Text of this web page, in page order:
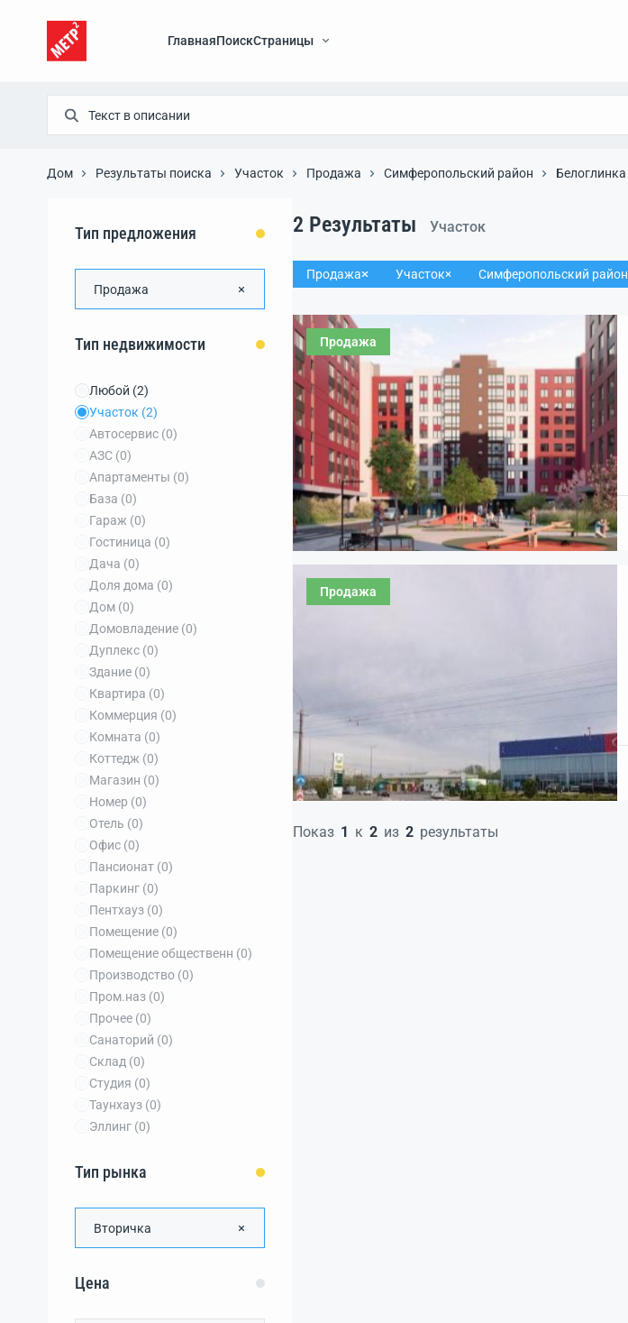
ГлавнаяПоискСтраницы
Дом Результаты поиска Участок Продажа Симферопольский район Белоглинка
Тип предложения
Продажа
Тип недвижимости
Любой (2)
Участок (2)
Автосервис (0)
АЗС (0)
Апартаменты (0)
База (0)
Гараж (0)
Гостиница (0)
Дача (0)
Доля дома (0)
Дом (0)
Домовладение (0)
Дуплекс (0)
Здание (0)
Квартира (0)
Коммерция (0)
Комната (0)
Коттедж (0)
Магазин (0)
Номер (0)
Отель (0)
Офис (0)
Пансионат (0)
Паркинг (0)
Пентхауз (0)
Помещение (0)
Помещение общественн (0)
Производство (0)
Пром.наз (0)
Прочее (0)
Санаторий (0)
Склад (0)
Студия (0)
Таунхауз (0)
Эллинг (0)
Тип рынка
Вторичка
Цена
2 Результаты Участок
Продажа Участок Симферопольский район
Продажа
Продажа
Показ 1 к 2 из 2 результаты